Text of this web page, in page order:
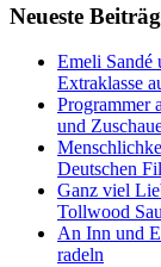
Genüsse
November-
Blues
Neueste
Emeli Sandé
Extraklasse
Programmer
und
Deutschen
Ganz viel
Tollwood
An Inn und
radeln